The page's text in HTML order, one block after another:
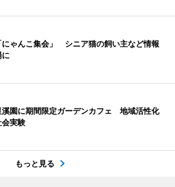
にゃんこ集会」 シニア猫の飼い主など情報
溪園に期間限定ガーデンカフェ 地域活性化
会実験
もっと見る